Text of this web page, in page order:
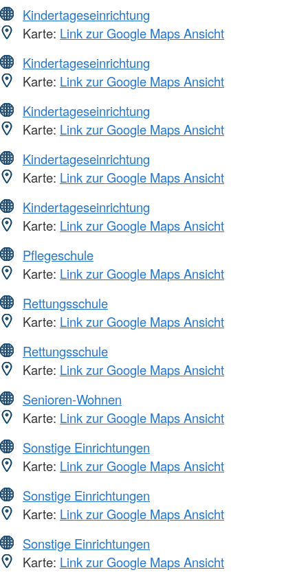
Kindertageseinrichtung
Karte: Link zur Google Maps Ansicht
Kindertageseinrichtung
Karte: Link zur Google Maps Ansicht
Kindertageseinrichtung
Karte: Link zur Google Maps Ansicht
Kindertageseinrichtung
Karte: Link zur Google Maps Ansicht
Kindertageseinrichtung
Karte: Link zur Google Maps Ansicht
Pflegeschule
Karte: Link zur Google Maps Ansicht
Rettungsschule
Karte: Link zur Google Maps Ansicht
Rettungsschule
Karte: Link zur Google Maps Ansicht
Senioren-Wohnen
Karte: Link zur Google Maps Ansicht
Sonstige Einrichtungen
Karte: Link zur Google Maps Ansicht
Sonstige Einrichtungen
Karte: Link zur Google Maps Ansicht
Sonstige Einrichtungen
Karte: Link zur Google Maps Ansicht